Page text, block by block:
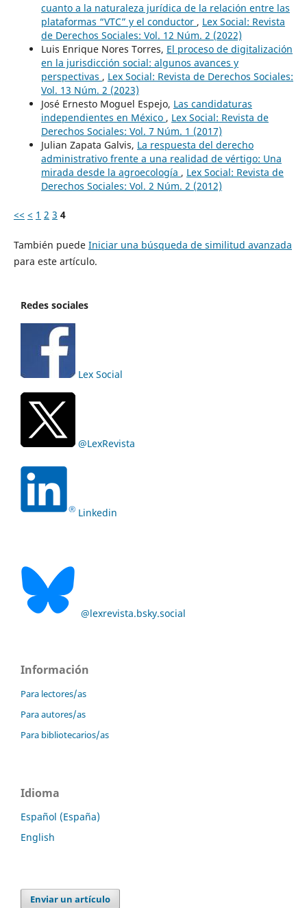
cuanto a la naturaleza jurídica de la relación entre las
plataformas “VTC” y el conductor , Lex Social: Revista
de Derechos Sociales: Vol. 12 Núm. 2 (2022)
Luis Enrique Nores Torres, El proceso de digitalización
en la jurisdicción social: algunos avances y
perspectivas , Lex Social: Revista de Derechos Sociales:
Vol. 13 Núm. 2 (2023)
José Ernesto Moguel Espejo, Las candidaturas
independientes en México , Lex Social: Revista de
Derechos Sociales: Vol. 7 Núm. 1 (2017)
Julian Zapata Galvis, La respuesta del derecho
administrativo frente a una realidad de vértigo: Una
mirada desde la agroecología , Lex Social: Revista de
Derechos Sociales: Vol. 2 Núm. 2 (2012)
<< < 1 2 3 4
También puede Iniciar una búsqueda de similitud avanzada
para este artículo.
Redes sociales
Lex Social
@LexRevista
Linkedin
@lexrevista.bsky.social
Información
Para lectores/as
Para autores/as
Para bibliotecarios/as
Idioma
Español (España)
English
Enviar un artículo